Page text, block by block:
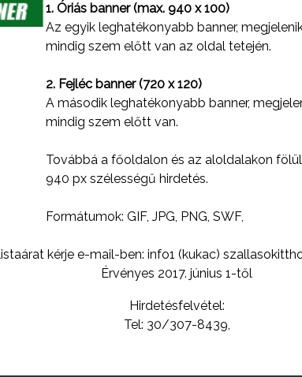
1. Óriás banner (max. 940 x 100)
Az egyik leghatékonyabb banner,
mindig szem előtt van az oldal tetején.
2. Fejléc banner (720 x 120)
A második leghatékonyabb banner,
mindig szem előtt van.
Továbbá a főoldalon és az aloldalakon
940 px szélességű hirdetés.
Formátumok: GIF, JPG, PNG, SWF,
kérje e-mail-ben: info1 (kukac)
Érvényes 2017. június 1-től
Hirdetésfelvétel:
Tel: 30/307-8439,